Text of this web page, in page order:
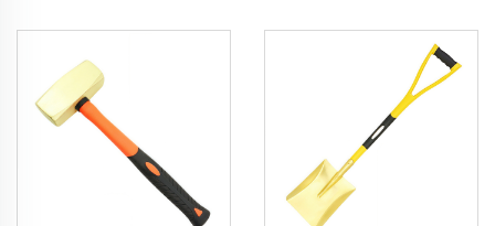
peinli mis tovushli
bolg'alar yonuvchan
va portlovchan
joylarda foydalanish
uchun
uslubidagi metall
bo'lmagan qo'lli misli
shtampovka metalli
urish tayoqchasi